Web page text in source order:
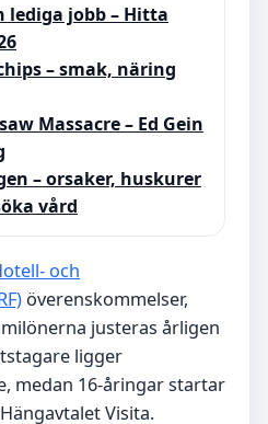
lediga jobb – Hitta
– smak, näring
Massacre – Ed Gein
– orsaker, huskurer
vård
och
överenskommelser,
justeras årligen
ligger
medan 16-åringar startar
Visita.